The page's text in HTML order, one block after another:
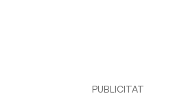
PUBLICITAT